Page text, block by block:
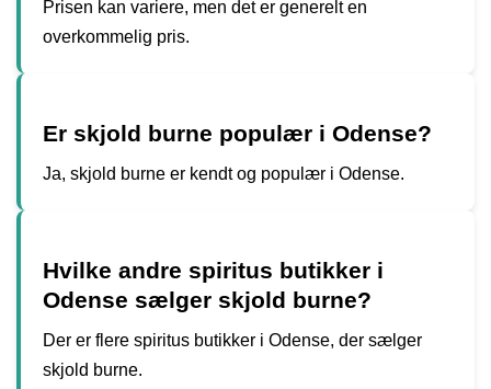
Prisen kan variere, men det er generelt en
overkommelig pris.
Er skjold burne populær i Odense?
Ja, skjold burne er kendt og populær i Odense.
Hvilke andre spiritus butikker i
Odense sælger skjold burne?
Der er flere spiritus butikker i Odense, der sælger
skjold burne.